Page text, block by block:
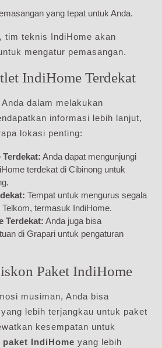
yang tepat untuk Anda.
tim teknis IndiHome akan
mengatur pemasangan.
IndiHome Terdekat
dalam melakukan
informasi lebih lanjut,
lokasi penting:
Anda dapat mengunjungi
terdekat di Cibinong untuk
Tempat untuk mengurus segala
termasuk IndiHome.
Terdekat: Anda juga bisa
di Grapari untuk pengaturan
Paket IndiHome
musiman, Anda bisa
lebih terjangkau untuk paket
kesempatan untuk
paket IndiHome yang lebih